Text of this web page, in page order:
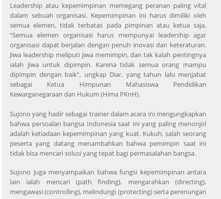
Leadership atau kepemimpinan memegang peranan paling vital
dalam sebuah organisasi. Kepemimpinan ini harus dimiliki oleh
semua elemen, tidak terbatas pada pimpinan atau ketua saja.
“Semua elemen organisasi harus mempunyai leadership agar
organisasi dapat berjalan dengan penuh inovasi dan keteraturan.
Jiwa leadership meliputi jiwa memimpin, dan tak kalah pentingnya
ialah jiwa untuk dipimpin. Karena tidak semua orang mampu
dipimpin dengan baik”, ungkap Diar, yang tahun lalu menjabat
sebagai Ketua Himpunan Mahasiswa Pendidikan
Kewarganegaraan dan Hukum (Hima PKnH).
Sujono yang hadir sebagai trainer dalam acara ini mengungkapkan
bahwa persoalan bangsa Indonesia saat ini yang paling menonjol
adalah ketiadaan kepemimpinan yang kuat. Kukuh, salah seorang
peserta yang datang menambahkan bahwa pemimpin saat ini
tidak bisa mencari solusi yang tepat bagi permasalahan bangsa.
Sujono juga menyampaikan bahwa fungsi kepemimpinan antara
lain ialah mencari (path finding), mengarahkan (directing),
mengawasi (controlling), melindungi (protecting) serta perenungan